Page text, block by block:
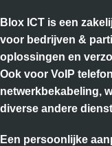
Blox ICT is een
voor bedrijven &
oplossingen en
Ook voor VoIP
netwerkbekabeling,
diverse andere
Een persoonlijke